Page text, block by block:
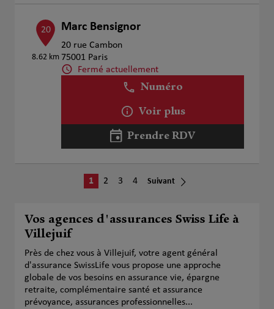
20
8.62 km
Marc Bensignor
20 rue Cambon
75001 Paris
Fermé actuellement
Numéro
Voir plus
Prendre RDV
1 2 3 4 Suivant
Vos agences d'assurances Swiss Life à
Villejuif
Près de chez vous à Villejuif, votre agent général
d'assurance SwissLife vous propose une approche
globale de vos besoins en assurance vie, épargne
retraite, complémentaire santé et assurance
prévoyance, assurances professionnelles...